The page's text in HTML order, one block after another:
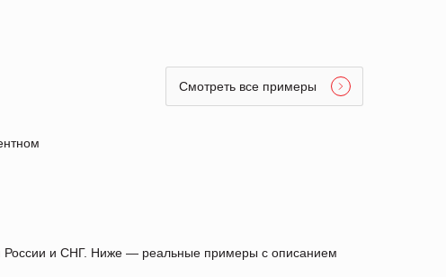
Смотреть все примеры
России и СНГ. Ниже — реальные примеры с описанием